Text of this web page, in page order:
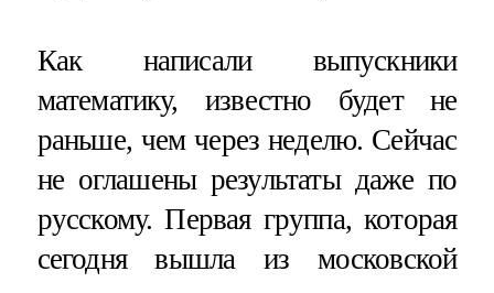
Как написали выпускники
математику, известно будет не
раньше, чем через неделю. Сейчас
не оглашены результаты даже по
русскому. Первая группа, которая
сегодня вышла из московской